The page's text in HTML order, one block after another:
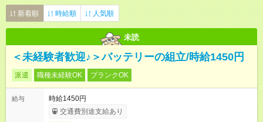
新着順 時給順 人気順
未読
＜未経験者歓迎♪＞バッテリーの組立/時給1450円
派遣 職種未経験OK ブランクOK
給与
時給1450円
交通費別途支給あり